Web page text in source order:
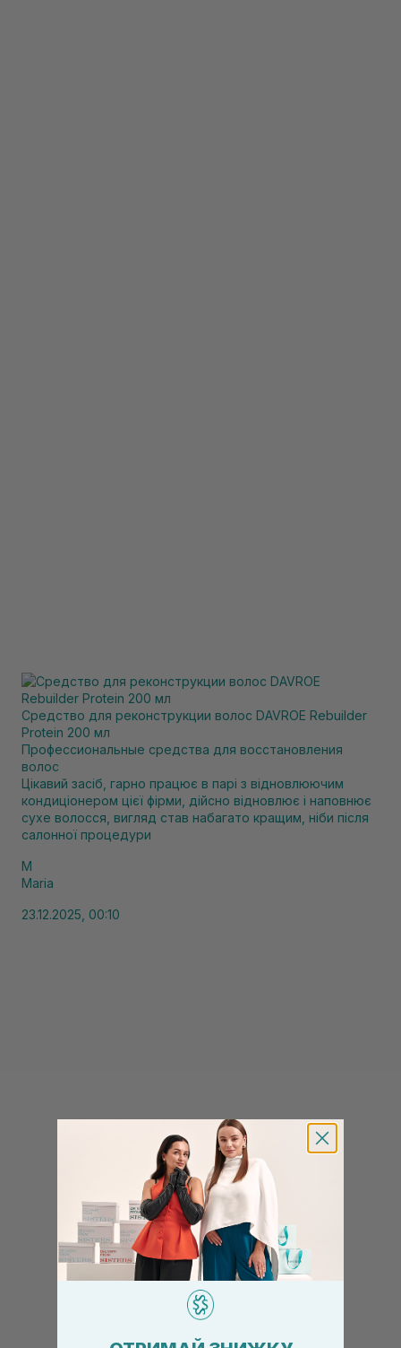
Средство для реконструкции волос DAVROE Rebuilder
Protein 200 мл
Профессиональные средства для восстановления
волос
Цікавий засіб, гарно працює в парі з відновлюючим
кондиціонером цієї фірми, дійсно відновлює і наповнює
сухе волосся, вигляд став набагато кращим, ніби після
салонної процедури
M
Maria
23.12.2025, 00:10